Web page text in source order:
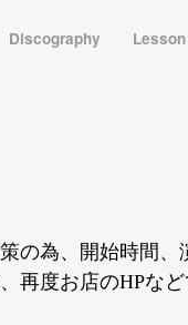
Discography
の為、開始時間、
再度お店のHPな